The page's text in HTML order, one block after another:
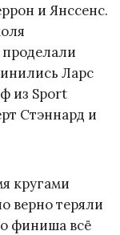
и Янссенс.
Ларс
из Sport
Стэннард и
кругами
верно теряли
финиша всё